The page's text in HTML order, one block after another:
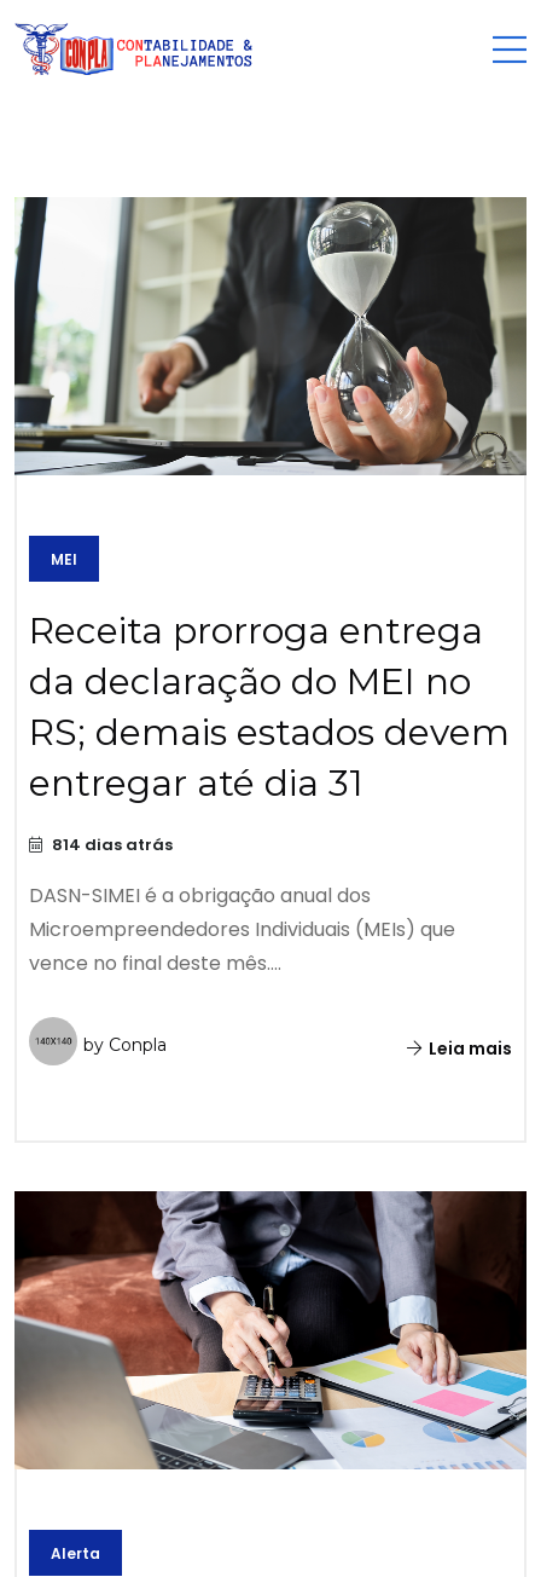
MEI
Receita prorroga entrega
da declaração do MEI no
RS; demais estados devem
entregar até dia 31
814 dias atrás
DASN-SIMEI é a obrigação anual dos
Microempreendedores Individuais (MEIs) que
vence no final deste mês....
by Conpla Leia mais
Alerta